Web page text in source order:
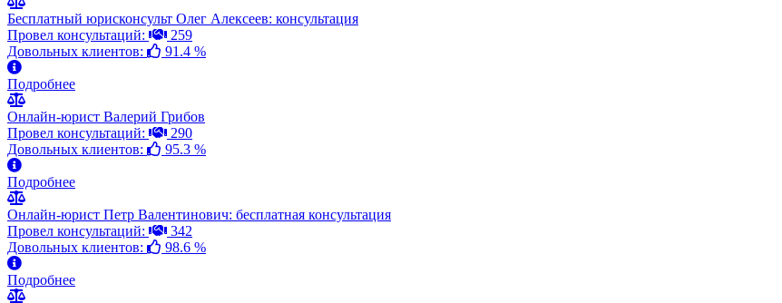
Бесплатный юрисконсульт Олег Алексеев: консультация
Провел консультаций:
259
Довольных клиентов:
91.4 %
Подробнее
Онлайн-юрист Валерий Грибов
Провел консультаций:
290
Довольных клиентов:
95.3 %
Подробнее
Онлайн-юрист Петр Валентинович: бесплатная консультация
Провел консультаций:
342
Довольных клиентов:
98.6 %
Подробнее